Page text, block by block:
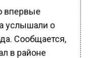
впервые
услышали о
Сообщается,
в районе